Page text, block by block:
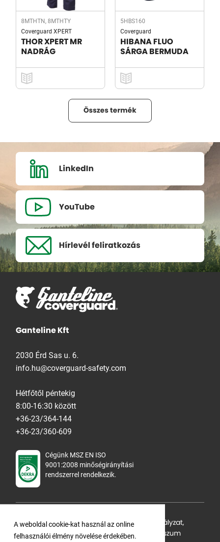
A weboldal cookie-kat használ az online
felhasználói élmény növelése érdekében.
8MTHTN, 8MTHTY
Coverguard XPERT
THOR XPERT MR
NADRÁG
5HBS160
Coverguard
HIBANA FLUO
SÁRGA BERMUDA
Összes termék
LinkedIn
YouTube
Hírlevél feliratkozás
Ganteline Kft
2030 Érd Sas u. 6.
info.hu@coverguard-safety.com
Hétfőtől péntekig
8:00-16:30 között
+36-23/364-144
+36-23/360-609
Cégünk MSZ EN ISO
9001:2008 minőségirányítási
rendszerrel rendelkezik.
Adatvédelmi tájékoztató,Cookie Szabályzat,
Felhasználási feltételek,ÁSZF Impresszum